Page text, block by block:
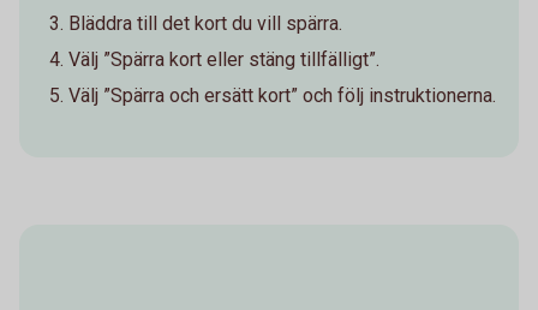
Bläddra till det kort du vill spärra.
Välj ”Spärra kort eller stäng tillfälligt”.
Välj ”Spärra och ersätt kort” och följ instruktionerna.